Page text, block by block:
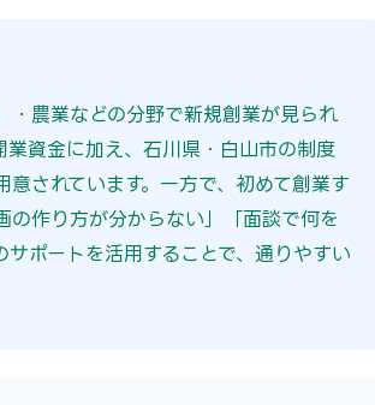
・農業などの分野で新規創業が見られ
資金に加え、石川県・白山市の制度
されています。一方で、初めて創業す
の作り方が分からない」「面談で何を
ポートを活用することで、通りやすい